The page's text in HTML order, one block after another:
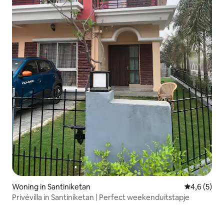
Woning in Santiniketan
4,6 (5)
Privévilla in Santiniketan | Perfect weekenduitstapje